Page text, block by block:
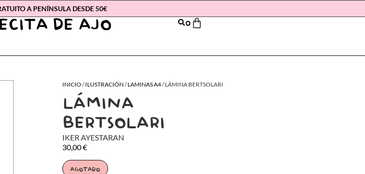
A PENÍNSULA DESDE 50€
0
INICIO /ILUSTRACIÓN /LAMINAS A4/ LÁMINA BERTSOLARI
LÁMINA
BERTSOLARI
IKER AYESTARAN
30,00€
AGOTADO